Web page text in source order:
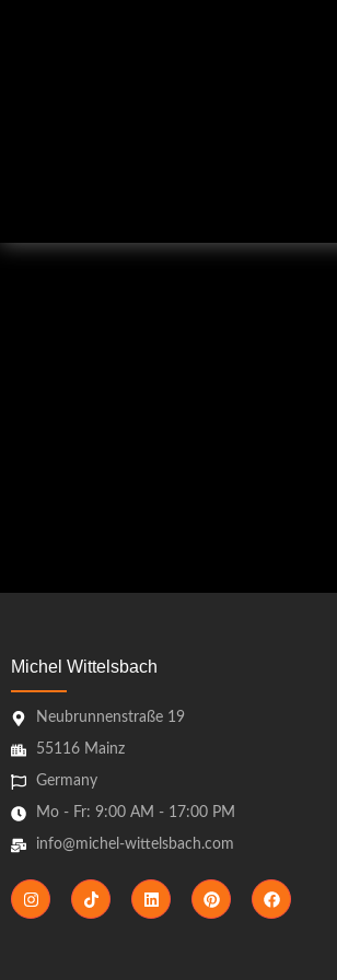
Michel Wittelsbach
Neubrunnenstraße 19
55116 Mainz
Germany
Mo - Fr: 9:00 AM - 17:00 PM
info@michel-wittelsbach.com